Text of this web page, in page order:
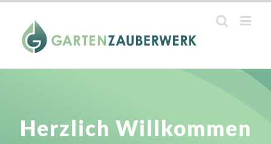
Zum
springen
Herzlich Willkommen